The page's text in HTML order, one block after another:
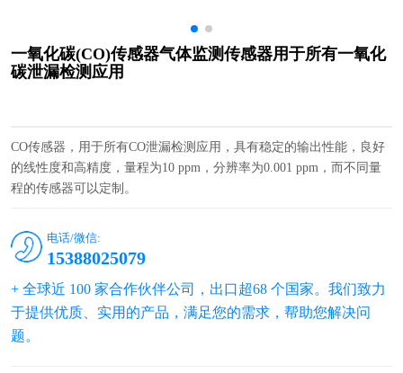
一氧化碳(CO)传感器气体监测传感器用于所有一氧化
碳泄漏检测应用
CO传感器，用于所有CO泄漏检测应用，具有稳定的输出性能，良好
的线性度和高精度，量程为10 ppm，分辨率为0.001 ppm，而不同量
程的传感器可以定制。
电话/微信:
15388025079
+ 全球近 100 家合作伙伴公司，出口超68 个国家。我们致力
于提供优质、实用的产品，满足您的需求，帮助您解决问
题。